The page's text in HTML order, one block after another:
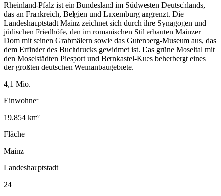
Rheinland-Pfalz ist ein Bundesland im Südwesten Deutschlands,
das an Frankreich, Belgien und Luxemburg angrenzt. Die
Landeshauptstadt Mainz zeichnet sich durch ihre Synagogen und
jüdischen Friedhöfe, den im romanischen Stil erbauten Mainzer
Dom mit seinen Grabmälern sowie das Gutenberg-Museum aus, das
dem Erfinder des Buchdrucks gewidmet ist. Das grüne Moseltal mit
den Moselstädten Piesport und Bernkastel-Kues beherbergt eines
der größten deutschen Weinanbaugebiete.
4,1 Mio.
Einwohner
19.854 km²
Fläche
Mainz
Landeshauptstadt
24